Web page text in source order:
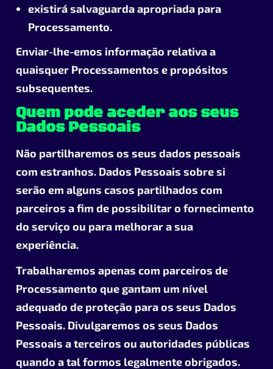
existirá salvaguarda apropriada para
Processamento.
Enviar-lhe-emos informação relativa a
quaisquer Processamentos e propósitos
subsequentes.
Quem pode aceder aos seus
Dados Pessoais
Não partilharemos os seus dados pessoais
com estranhos. Dados Pessoais sobre si
serão em alguns casos partilhados com
parceiros a fim de possibilitar o fornecimento
do serviço ou para melhorar a sua
experiência.
Trabalharemos apenas com parceiros de
Processamento que gantam um nível
adequado de proteção para os seus Dados
Pessoais. Divulgaremos os seus Dados
Pessoais a terceiros ou autoridades públicas
quando a tal formos legalmente obrigados.